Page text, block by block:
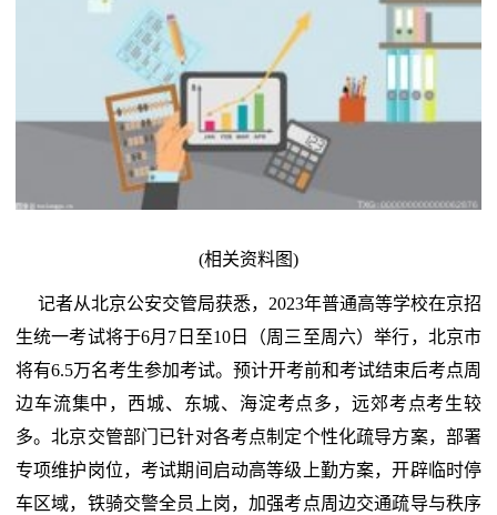
(相关资料图)
记者从北京公安交管局获悉，2023年普通高等学校在京招
生统一考试将于6月7日至10日（周三至周六）举行，北京市
将有6.5万名考生参加考试。预计开考前和考试结束后考点周
边车流集中，西城、东城、海淀考点多，远郊考点考生较
多。北京交管部门已针对各考点制定个性化疏导方案，部署
专项维护岗位，考试期间启动高等级上勤方案，开辟临时停
车区域，铁骑交警全员上岗，加强考点周边交通疏导与秩序